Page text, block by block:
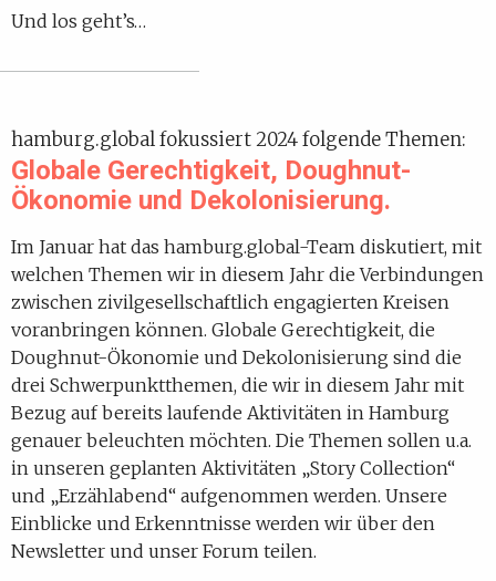
Und los geht’s…
hamburg.global fokussiert 2024 folgende Themen:
Globale Gerechtigkeit, Doughnut-
Ökonomie und Dekolonisierung.
Im Januar hat das hamburg.global-Team diskutiert, mit
welchen Themen wir in diesem Jahr die Verbindungen
zwischen zivilgesellschaftlich engagierten Kreisen
voranbringen können. Globale Gerechtigkeit, die
Doughnut-Ökonomie und Dekolonisierung sind die
drei Schwerpunktthemen, die wir in diesem Jahr mit
Bezug auf bereits laufende Aktivitäten in Hamburg
genauer beleuchten möchten. Die Themen sollen u.a.
in unseren geplanten Aktivitäten „Story Collection“
und „Erzählabend“ aufgenommen werden. Unsere
Einblicke und Erkenntnisse werden wir über den
Newsletter und unser Forum teilen.